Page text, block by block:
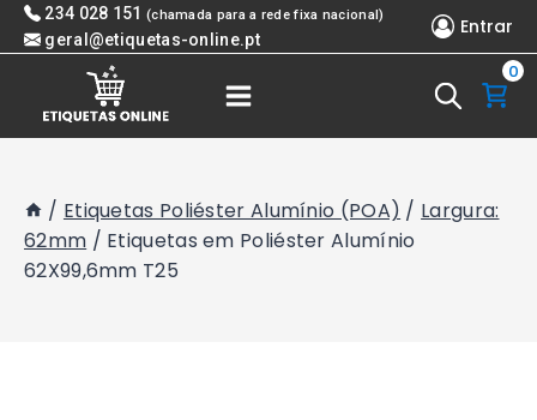
Skip 234 028 151 (chamada para a rede fixa nacional)
geral@etiquetas-online.pt
Entrar
0
/ Etiquetas Poliéster Alumínio (POA) / Largura:
62mm / Etiquetas em Poliéster Alumínio
62X99,6mm T25